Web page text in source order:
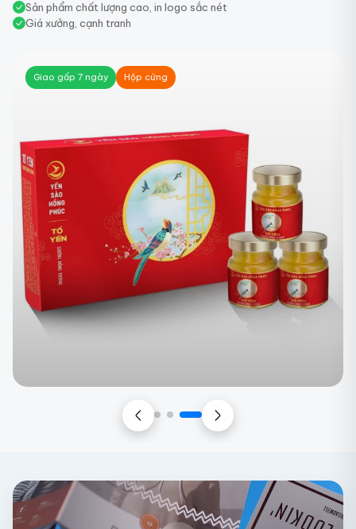
Sản phẩm chất lượng cao, in logo sắc nét
Giá xưởng, cạnh tranh
Ép kim Giao gấp 7 ngày
Giao gấp 7 ngày Hộp cứng
Ép kim Giao gấp 7 ngày Hộp cứng